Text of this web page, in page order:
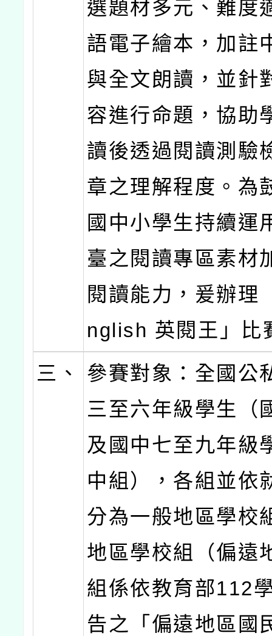
選題材多元、難度
語電子繪本，加註
與全文朗讀，並針
容進行命題，協助
讀後透過閱讀測驗
章之理解程度。為
國中小學生持續運
臺之閱讀專區素材
閱讀能力，爰辦理
nglish 英閱王」比
三、
參賽對象：全國公
三至六年級學生（
及國中七至九年級
中組），各組並依
分為一般地區學校
地區學校組（偏遠
組係依教育部112
告之「偏遠地區國